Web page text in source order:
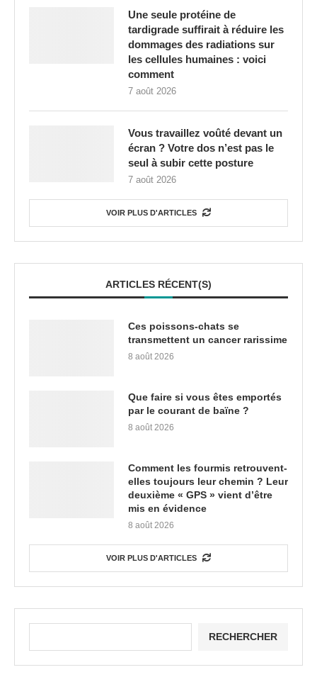
Une seule protéine de
tardigrade suffirait à réduire les
dommages des radiations sur
les cellules humaines : voici
comment
7 août 2026
Vous travaillez voûté devant un
écran ? Votre dos n’est pas le
seul à subir cette posture
7 août 2026
VOIR PLUS D'ARTICLES
ARTICLES RÉCENT(S)
Ces poissons-chats se
transmettent un cancer rarissime
8 août 2026
Que faire si vous êtes emportés
par le courant de baïne ?
8 août 2026
Comment les fourmis retrouvent-
elles toujours leur chemin ? Leur
deuxième « GPS » vient d’être
mis en évidence
8 août 2026
VOIR PLUS D'ARTICLES
RECHERCHER